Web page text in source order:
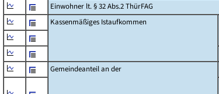
Einwohner lt. § 32 Abs.2 ThürFAG
Kassenmäßiges Istaufkommen
Gemeindeanteil an der